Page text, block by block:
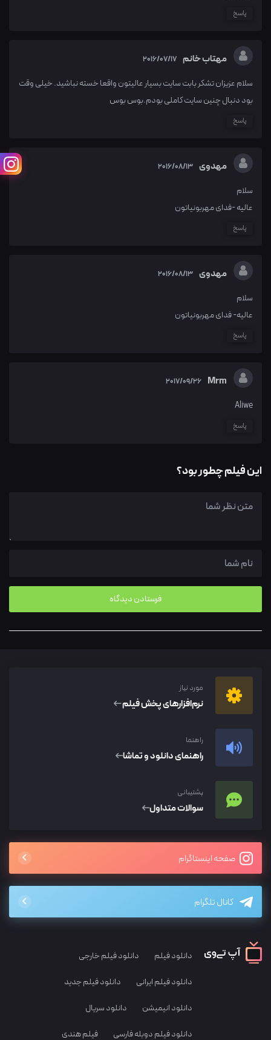
پاسخ
مهتاب خانم 2016/07/17
سلام عزیزان تشکر بابت سایت بسیار عالیتون واقعا خسته نباشید. خیلی وقت
بود دنبال چنین سایت کاملی بودم.بوس بوس
پاسخ
مهدوی 2016/08/13
سلام
عالیه -فدای مهربونیاتون
پاسخ
مهدوی 2016/08/13
سلام
عالیه- فدای مهربونیاتون
پاسخ
Mrm
2017/09/26
Aliwe
پاسخ
این فیلم چطور بود؟
مورد نیاز
نرم‌افزار‌های پخش فیلم
راهنما
راهنمای دانلود و تماشا
پشتیبانی
سوالات متداول
صفحه اینستاگرام
کانال تلگرام
دانلود فیلم دانلود فیلم خارجی
دانلود فیلم ایرانی دانلود فیلم جدید
دانلود انیمیشن دانلود سریال
دانلود فیلم دوبله فارسی فیلم هندی